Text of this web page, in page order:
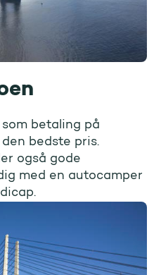
betaling på
bedste pris.
også gode
med en autocamper